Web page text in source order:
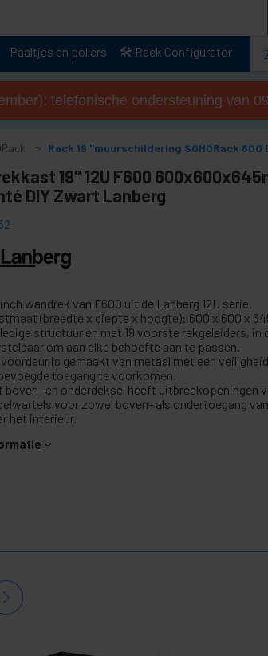
Paaltjes en pollers 🛠️ Rack Configurator
telefonische ondersteuning van
Rack 19 "muurschildering SOHORack 600
19" 12U F600
DIY Zwart Lanberg
inch wandrek van F600 uit de Lanberg 12U serie.
(breedte x diepte x hoogte): 600 x 600 x
structuur en met 19 voorste rekgeleiders, in
om aan elke behoefte aan te passen.
voordeur is gemaakt van metaal met een
toegang te voorkomen.
boven- en onderdeksel heeft uitbreekopeningen
voor zowel boven- als ondertoegang
het interieur.